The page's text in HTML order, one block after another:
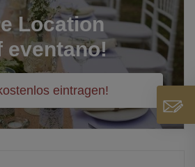
haben für Sie die Vor- und Nachteile
nachfolgend zusammengefa
Location
eventano!
eintragen!